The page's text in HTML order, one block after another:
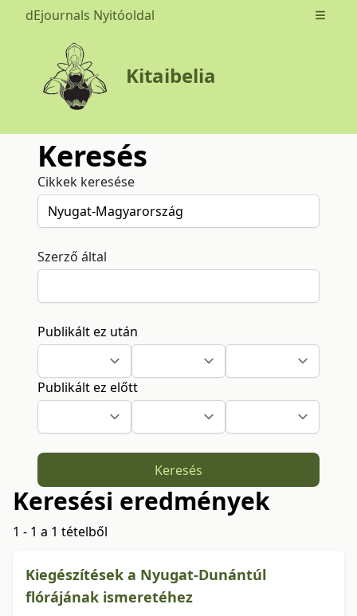
dEjournals Nyitóoldal Open
Kitaibelia
Keresés
Cikkek keresése
Szerző által
Publikált ez után
Publikált ez előtt
Keresés
Keresési eredmények
1 - 1 a 1 tételből
Kiegészítések a Nyugat-Dunántúl
flórájának ismeretéhez